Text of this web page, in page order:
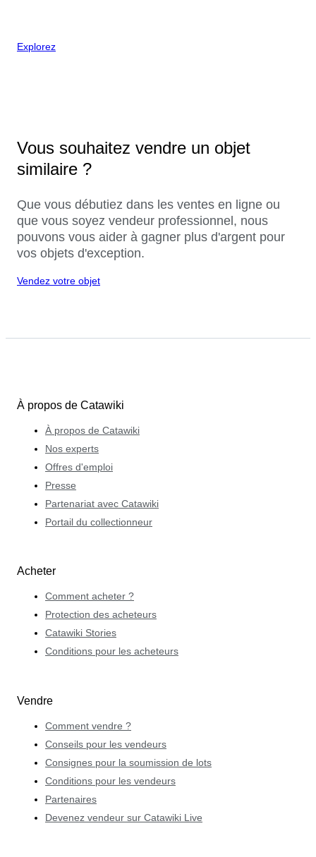
Explorez
Vous souhaitez vendre un objet
similaire ?
Que vous débutiez dans les ventes en ligne ou
que vous soyez vendeur professionnel, nous
pouvons vous aider à gagner plus d'argent pour
vos objets d'exception.
Vendez votre objet
À propos de Catawiki
À propos de Catawiki
Nos experts
Offres d'emploi
Presse
Partenariat avec Catawiki
Portail du collectionneur
Acheter
Comment acheter ?
Protection des acheteurs
Catawiki Stories
Conditions pour les acheteurs
Vendre
Comment vendre ?
Conseils pour les vendeurs
Consignes pour la soumission de lots
Conditions pour les vendeurs
Partenaires
Devenez vendeur sur Catawiki Live